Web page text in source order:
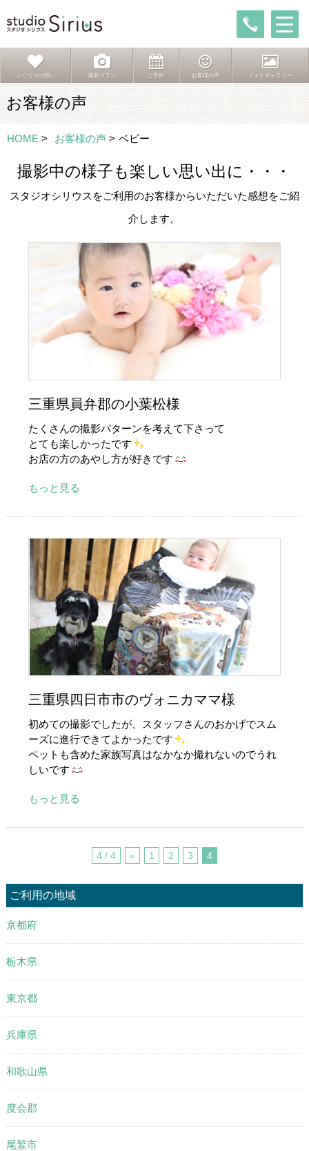
シリウスの想い 撮影プラン ご予約 お客様の声 フォトギャラリー
お客様の声
HOME > お客様の声 > ベビー
撮影中の様子も楽しい思い出に・・・
スタジオシリウスをご利用のお客様からいただいた感想をご紹
介します。
三重県員弁郡の小葉松様
たくさんの撮影パターンを考えて下さって
とても楽しかったです
お店の方のあやし方が好きです
もっと見る
三重県四日市市のヴォニカママ様
初めての撮影でしたが、スタッフさんのおかげでスム
ーズに進行できてよかったです
ペットも含めた家族写真はなかなか撮れないのでうれ
しいです
もっと見る
4 / 4 « 1 2 3 4
ご利用の地域
京都府
栃木県
東京都
兵庫県
和歌山県
度会郡
尾鷲市